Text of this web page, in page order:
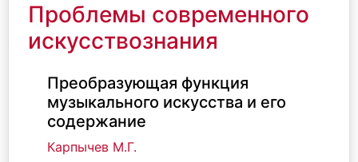
Проблемы современного
искусствознания
Преобразующая функция
музыкального искусства и его
содержание
Карпычев М.Г.